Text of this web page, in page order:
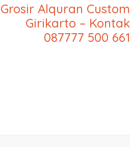
Grosir Alquran Custom
Girikarto – Kontak
087777 500 661